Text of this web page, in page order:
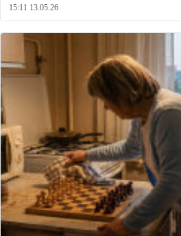
15:11 13.05.26